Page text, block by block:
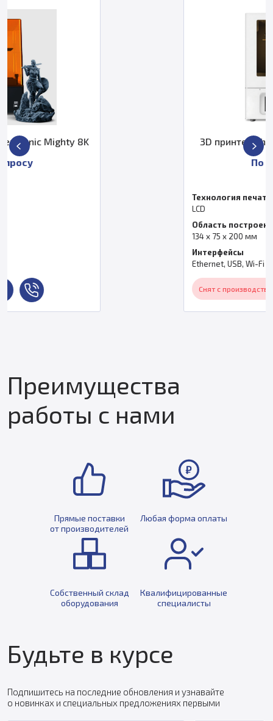
3D принтер Phrozen Sonic 4K 2022
Преимущества
работы с нами
Прямые поставки
от производителей
Любая форма оплаты
Собственный склад
оборудования
Квалифицированные
специалисты
Будьте в курсе
Подпишитесь на последние обновления и узнавайте
о новинках и специальных предложениях первыми